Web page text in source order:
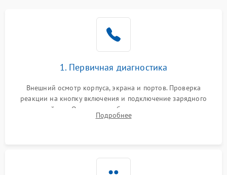
1. Первичная диагностика
Внешний осмотр корпуса, экрана и портов. Проверка
реакции на кнопку включения и подключение зарядного
устройства. Оценка потребления тока с помощью
лабораторного блока питания для локализации проблемы.
Подробнее